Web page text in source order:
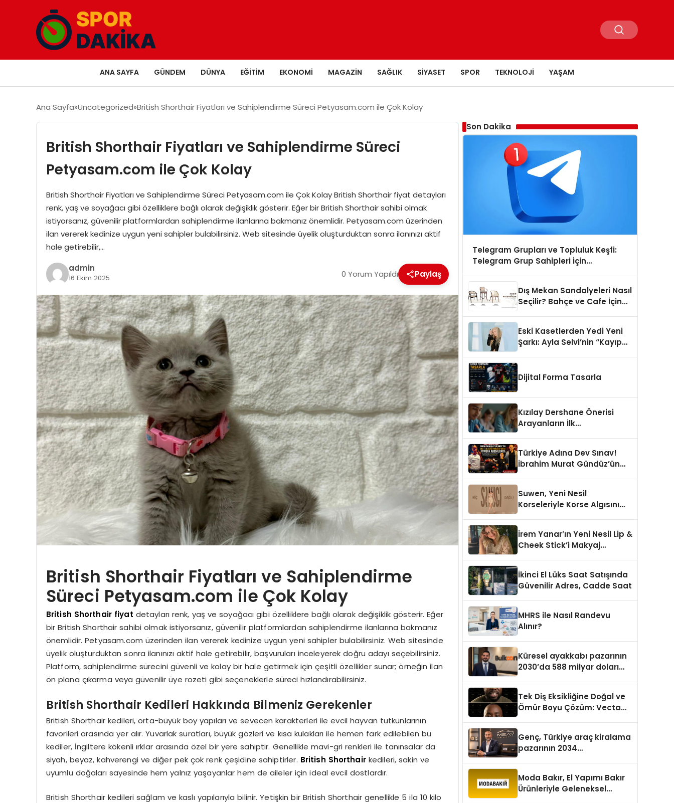
ANA SAYFA GÜNDEM DÜNYA EĞITIM EKONOMI MAGAZIN SAĞLIK SIYASET SPOR TEKNOLOJI YAŞAM
Ana Sayfa Uncategorized British Shorthair Fiyatları ve Sahiplendirme Süreci Petyasam.com ile Çok Kolay
British Shorthair Fiyatları ve Sahiplendirme Süreci
Petyasam.com ile Çok Kolay
British Shorthair Fiyatları ve Sahiplendirme Süreci Petyasam.com ile Çok Kolay British Shorthair fiyat detayları
renk, yaş ve soyağacı gibi özelliklere bağlı olarak değişiklik gösterir. Eğer bir British Shorthair sahibi olmak
istiyorsanız, güvenilir platformlardan sahiplendirme ilanlarına bakmanız önemlidir. Petyasam.com üzerinden
ilan vererek kedinize uygun yeni sahipler bulabilirsiniz. Web sitesinde üyelik oluşturduktan sonra ilanınızı aktif
hale getirebilir,…
admin
16 Ekim 2025 0 Yorum Yapıldı Paylaş
British Shorthair Fiyatları ve Sahiplendirme
Süreci Petyasam.com ile Çok Kolay
British Shorthair fiyat detayları renk, yaş ve soyağacı gibi özelliklere bağlı olarak değişiklik gösterir. Eğer
bir British Shorthair sahibi olmak istiyorsanız, güvenilir platformlardan sahiplendirme ilanlarına bakmanız
önemlidir. Petyasam.com üzerinden ilan vererek kedinize uygun yeni sahipler bulabilirsiniz. Web sitesinde
üyelik oluşturduktan sonra ilanınızı aktif hale getirebilir, başvuruları inceleyerek doğru adayı seçebilirsiniz.
Platform, sahiplendirme sürecini güvenli ve kolay bir hale getirmek için çeşitli özellikler sunar; örneğin ilan
ön plana çıkarma veya güvenilir üye rozeti gibi seçeneklerle süreci hızlandırabilirsiniz.
British Shorthair Kedileri Hakkında Bilmeniz Gerekenler
British Shorthair kedileri, orta-büyük boy yapıları ve sevecen karakterleri ile evcil hayvan tutkunlarının
favorileri arasında yer alır. Yuvarlak suratları, büyük gözleri ve kısa kulakları ile hemen fark edilebilen bu
kediler, İngiltere kökenli ırklar arasında özel bir yere sahiptir. Genellikle mavi-gri renkleri ile tanınsalar da
siyah, beyaz, kahverengi ve diğer pek çok renk çeşidine sahiptirler. British Shorthairkedileri, sakin ve
uyumlu doğaları sayesinde hem yalnız yaşayanlar hem de aileler için ideal evcil dostlardır.
British Shorthair kedileri sağlam ve kaslı yapılarıyla bilinir. Yetişkin bir British Shorthair genellikle 5 ila 10 kilo
Son Dakika
Telegram Grupları ve Topluluk Keşfi:
Telegram Grup Sahipleri İçin
Dış Mekan Sandalyeleri Nasıl
Seçilir? Bahçe ve Cafe İçin
Eski Kasetlerden Yedi Yeni
Şarkı: Ayla Selvi’nin “Kayıp
Dijital Forma Tasarla
Kızılay Dershane Önerisi
Arayanların İlk
Türkiye Adına Dev Sınav!
İbrahim Murat Gündüz’ün
Suwen, Yeni Nesil
Korseleriyle Korse Algısını
İrem Yanar’ın Yeni Nesil Lip &
Cheek Stick’i Makyaj
İkinci El Lüks Saat Satışında
Güvenilir Adres, Cadde Saat
MHRS ile Nasıl Randevu
Alınır?
Küresel ayakkabı pazarının
2030’da 588 milyar doları
Tek Diş Eksikliğine Doğal ve
Ömür Boyu Çözüm: Vecta
Genç, Türkiye araç kiralama
pazarının 2034
Moda Bakır, El Yapımı Bakır
Ürünleriyle Geleneksel